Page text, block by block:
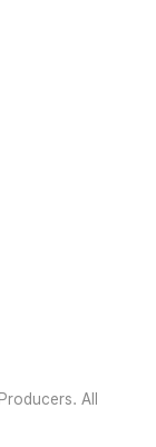
All